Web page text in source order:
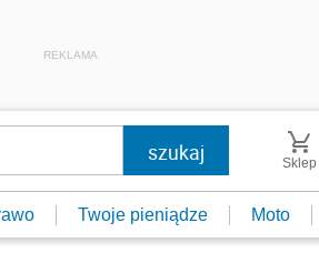
REKLAMA
Sklep
Twoje pieniądze Moto